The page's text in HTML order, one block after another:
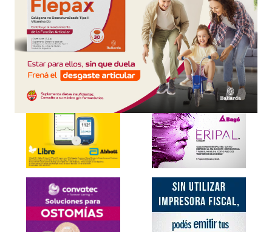
Otros productos con
piperacilina+tazobactam
Otros productos de